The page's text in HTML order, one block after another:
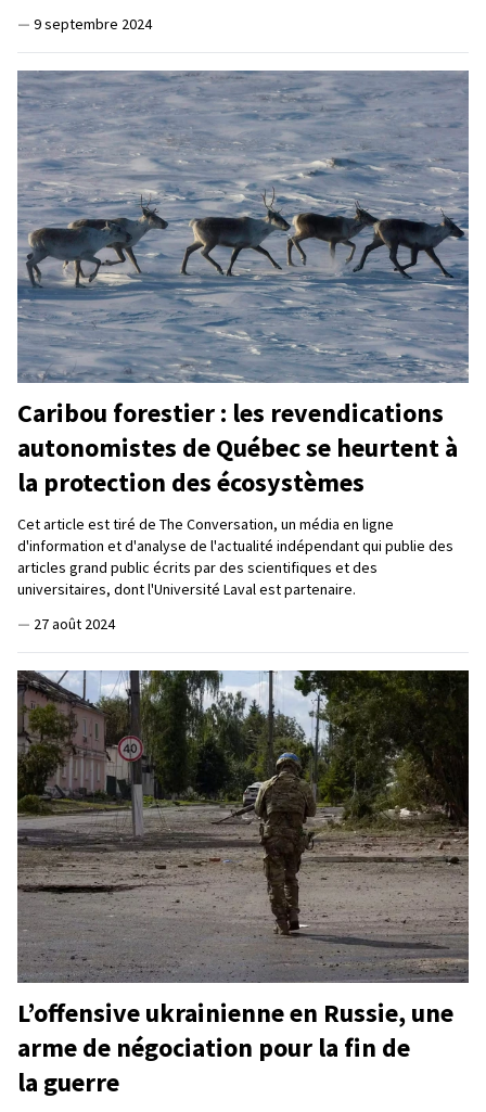
— 9 septembre 2024
Caribou forestier : les revendications
autonomistes de Québec se heurtent à
la protection des écosystèmes
Cet article est tiré de The Conversation, un média en ligne
d'information et d'analyse de l'actualité indépendant qui publie des
articles grand public écrits par des scientifiques et des
universitaires, dont l'Université Laval est partenaire.
— 27 août 2024
L’offensive ukrainienne en Russie, une
arme de négociation pour la fin de
la guerre